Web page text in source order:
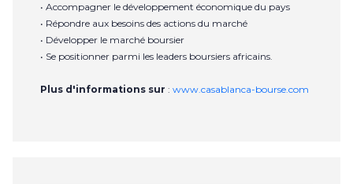
• Accompagner le développement économique du pays
• Répondre aux besoins des actions du marché
• Développer le marché boursier
• Se positionner parmi les leaders boursiers africains.
Plus d'informations sur : www.casablanca-bourse.com